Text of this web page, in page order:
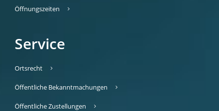
Öffnungszeiten
Service
Ortsrecht
Öffentliche Bekanntmachungen
Öffentliche Zustellungen